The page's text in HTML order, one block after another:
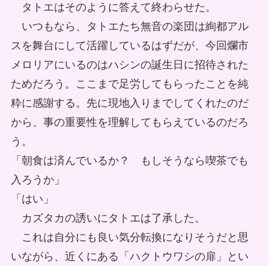
タトエはそのように答えて終わらせた。
いつもなら、タトエたち無音の楽団は絢都アル
スを舞台にして活躍しているはずだが、今回爛市
メロリアにいるのはハシンの誕生日に招待された
ためだろう。ここまで足労してもらったことを純
粋に感謝する。先に現地入りまでしてくれたのだ
から、事の重要性を理解してもらえているのだろ
う。
「朝食は済んでいるか？ もしそうなら喫茶でも
入ろうか」
「はい」
カズタカの誘いにタトエは了承した。
これは自分にも良い気分転換になりそうだと思
いながら、近くにある「ハクトウワシの扉」とい